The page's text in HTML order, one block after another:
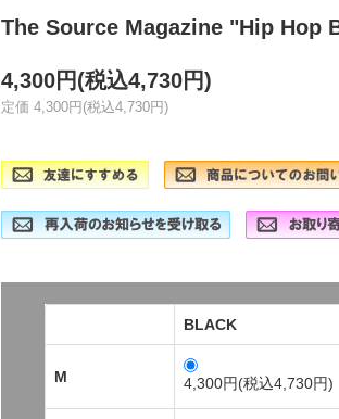
The Source Magazine "Hip Hop
4,300円(税込4,730円)
定価 4,300円(税込4,730円)
BLACK
M 4,300円(税込4,730円)